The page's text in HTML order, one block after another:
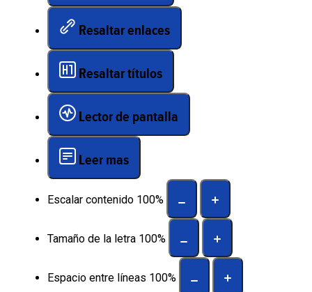
Resaltar enlaces
Resaltar títulos
Lector de pantalla
Leer mas
Escalar contenido 100%
Tamaño de la letra 100%
Espacio entre líneas 100%